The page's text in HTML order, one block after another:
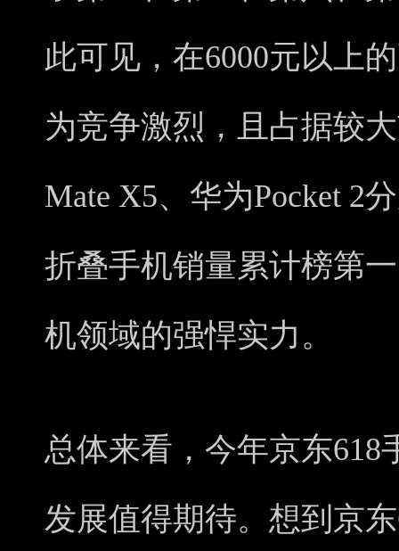
此可见，在6000元以上
为竞争激烈，且占据较
Mate X5、华为Pocket 2
折叠手机销量累计榜第
机领域的强悍实力。
总体来看，今年京东
发展值得期待。想到京